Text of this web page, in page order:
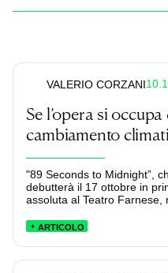
VALERIO CORZANI
Se l’opera si occupa
cambiamento
"89 Seconds to Midnight”,
debutterà il 17 ottobre in
assoluta al Teatro Farnese,
precarietà della nostra
titolo, che allude ai pochi
ci separano dall'ultima
ARTICOLO